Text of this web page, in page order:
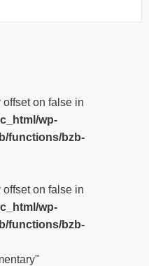
offset on false in
wp-
functions/bzb-
offset on false in
wp-
functions/bzb-